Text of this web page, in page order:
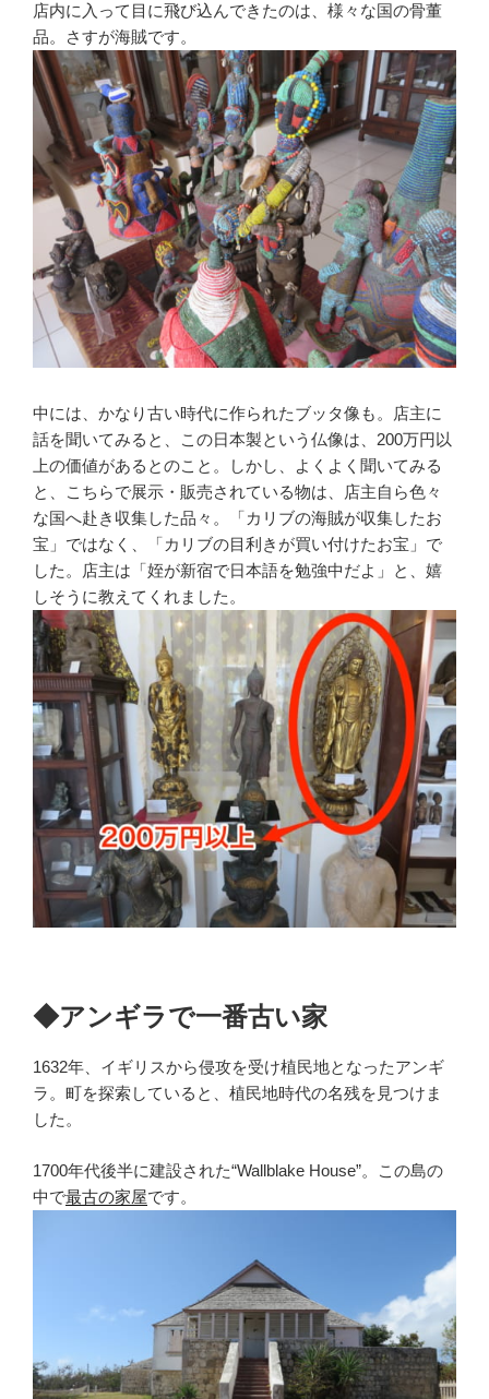
店内に入って目に飛び込んできたのは、様々な国の骨董
品。さすが海賊です。
中には、かなり古い時代に作られたブッタ像も。店主に
話を聞いてみると、この日本製という仏像は、200万円以
上の価値があるとのこと。しかし、よくよく聞いてみる
と、こちらで展示・販売されている物は、店主自ら色々
な国へ赴き収集した品々。「カリブの海賊が収集したお
宝」ではなく、「カリブの目利きが買い付けたお宝」で
した。店主は「姪が新宿で日本語を勉強中だよ」と、嬉
しそうに教えてくれました。
◆アンギラで一番古い家
1632年、イギリスから侵攻を受け植民地となったアンギ
ラ。町を探索していると、植民地時代の名残を見つけま
した。
1700年代後半に建設された“Wallblake House”。この島の
中で最古の家屋です。